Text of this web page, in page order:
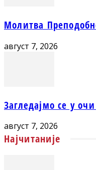
Молитва
август 7, 2026
Загледајмо се у
август 7, 2026
Најчитаније